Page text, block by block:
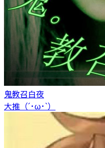
鬼教召 白夜
大推（´･ω･`）